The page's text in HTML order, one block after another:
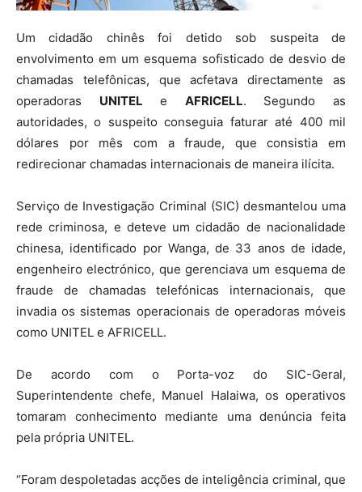
Um cidadão chinês foi detido sob suspeita de
envolvimento em um esquema sofisticado de desvio de
chamadas telefônicas, que acfetava directamente as
operadoras UNITEL e AFRICELL. Segundo as
autoridades, o suspeito conseguia faturar até 400 mil
dólares por mês com a fraude, que consistia em
redirecionar chamadas internacionais de maneira ilícita.
Serviço de Investigação Criminal (SIC) desmantelou uma
rede criminosa, e deteve um cidadão de nacionalidade
chinesa, identificado por Wanga, de 33 anos de idade,
engenheiro electrónico, que gerenciava um esquema de
fraude de chamadas telefónicas internacionais, que
invadia os sistemas operacionais de operadoras móveis
como UNITEL e AFRICELL.
De acordo com o Porta-voz do SIC-Geral,
Superintendente chefe, Manuel Halaiwa, os operativos
tomaram conhecimento mediante uma denúncia feita
pela própria UNITEL.
“Foram despoletadas acções de inteligência criminal, que